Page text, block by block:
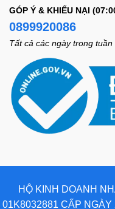
GÓP Ý & KHIẾU NẠI
0899920086
Tất cả các ngày trong
HỘ KINH DOANH
01K8032881 CẤP NGÀY